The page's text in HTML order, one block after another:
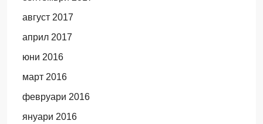
август 2017
април 2017
юни 2016
март 2016
февруари 2016
януари 2016